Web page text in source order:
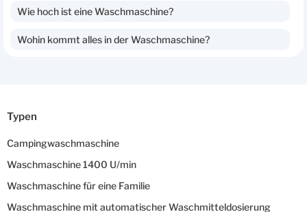
Wie hoch ist eine Waschmaschine?
Wohin kommt alles in der Waschmaschine?
Typen
Campingwaschmaschine
Waschmaschine 1400 U/min
Waschmaschine für eine Familie
Waschmaschine mit automatischer Waschmitteldosierung